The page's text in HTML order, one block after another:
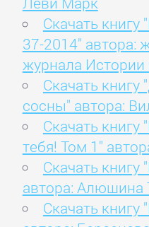
Скачать
37-2014" автора:
журнала Истории
Скачать книгу
сосны" автора:
Скачать
тебя! Том 1"
Скачать книгу
автора: Алюшина
Скачать книгу